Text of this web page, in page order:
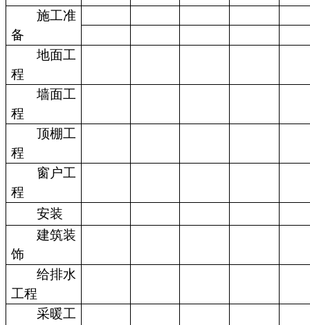
施工准
备
地面工
程
墙面工
程
顶棚工
程
窗户工
程
安装
建筑装
饰
给排水
工程
采暖工